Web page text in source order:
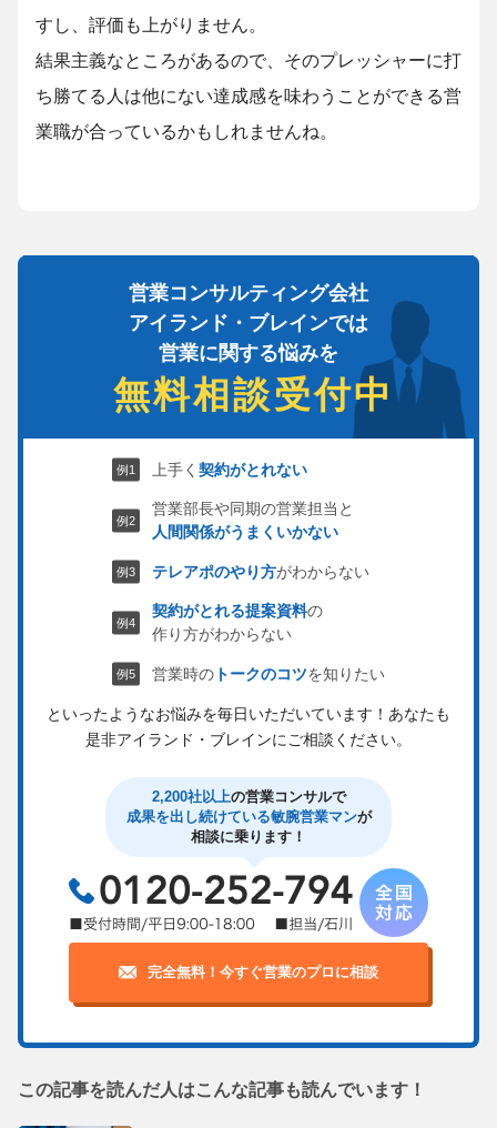
すし、評価も上がりません。
結果主義なところがあるので、そのプレッシャーに打
ち勝てる人は他にない達成感を味わうことができる営
業職が合っているかもしれませんね。
営業コンサルティング会社
アイランド・ブレインでは
営業に関する悩みを
無料相談受付中
上手く契約がとれない
営業部長や同期の営業担当と
人間関係がうまくいかない
テレアポのやり方がわからない
契約がとれる提案資料の
作り方がわからない
営業時の トークのコツを知りたい
といったようなお悩みを毎日いただいています！ あなたも
是非アイランド・ブレインにご相談ください。
2,200社以上の営業コンサルで
成果を出し続けている敏腕営業マンが
相談に乗ります！
完全無料！今すぐ営業のプロに相談
この記事を読んだ人はこんな記事も読んでいます！